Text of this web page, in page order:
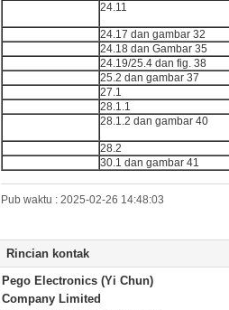
24.11
24.17 dan gambar 32
24.18 dan Gambar 35
24.19/25.4 dan fig. 38
25.2 dan gambar 37
27.1
28.1.1
28.1.2 dan gambar 40
28.2
30.1 dan gambar 41
Pub waktu : 2025-02-26 14:48:03
Rincian kontak
Pego Electronics (Yi Chun)
Company Limited